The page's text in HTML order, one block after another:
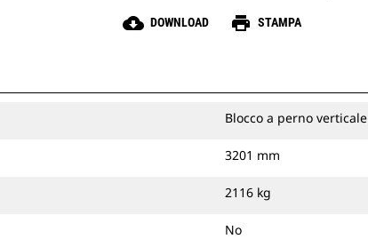
cloud_download DOWNLOAD print STAMPA
Blocco a perno verticale
3201 mm
2116 kg
No